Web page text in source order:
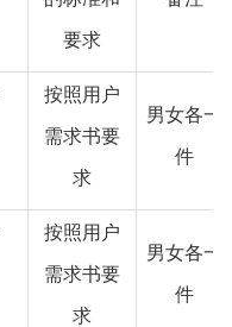
要求
按照用户
需求书要
求
男女各一
件
按照用户
需求书要
求
男女各一
件